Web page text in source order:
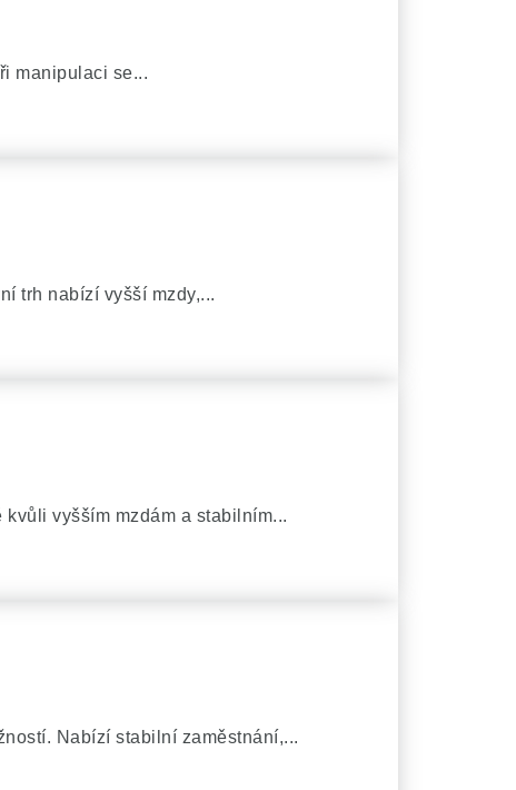
manipulaci se...
trh nabízí vyšší mzdy,...
vyšším mzdám a stabilním...
Nabízí stabilní zaměstnání,...